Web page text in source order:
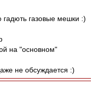
газовые мешки :)
на "основном"
не обсуждается :)